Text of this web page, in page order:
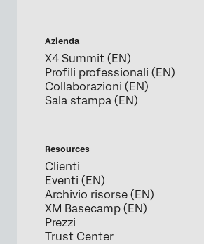
Azienda
X4 Summit (EN)
Profili professionali (EN)
Collaborazioni (EN)
Sala stampa (EN)
Resources
Clienti
Eventi (EN)
Archivio risorse (EN)
XM Basecamp (EN)
Prezzi
Trust Center